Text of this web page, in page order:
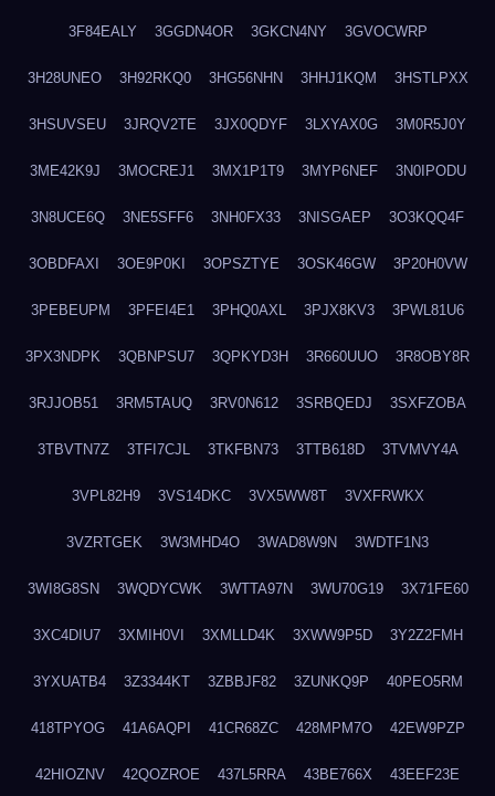
3F84EALY 3GGDN4OR 3GKCN4NY 3GVOCWRP
3H28UNEO 3H92RKQ0 3HG56NHN 3HHJ1KQM 3HSTLPXX
3HSUVSEU 3JRQV2TE 3JX0QDYF 3LXYAX0G 3M0R5J0Y
3ME42K9J 3MOCREJ1 3MX1P1T9 3MYP6NEF 3N0IPODU
3N8UCE6Q 3NE5SFF6 3NH0FX33 3NISGAEP 3O3KQQ4F
3OBDFAXI 3OE9P0KI 3OPSZTYE 3OSK46GW 3P20H0VW
3PEBEUPM 3PFEI4E1 3PHQ0AXL 3PJX8KV3 3PWL81U6
3PX3NDPK 3QBNPSU7 3QPKYD3H 3R660UUO 3R8OBY8R
3RJJOB51 3RM5TAUQ 3RV0N612 3SRBQEDJ 3SXFZOBA
3TBVTN7Z 3TFI7CJL 3TKFBN73 3TTB618D 3TVMVY4A
3VPL82H9 3VS14DKC 3VX5WW8T 3VXFRWKX
3VZRTGEK 3W3MHD4O 3WAD8W9N 3WDTF1N3
3WI8G8SN 3WQDYCWK 3WTTA97N 3WU70G19 3X71FE60
3XC4DIU7 3XMIH0VI 3XMLLD4K 3XWW9P5D 3Y2Z2FMH
3YXUATB4 3Z3344KT 3ZBBJF82 3ZUNKQ9P 40PEO5RM
418TPYOG 41A6AQPI 41CR68ZC 428MPM7O 42EW9PZP
42HIOZNV 42QOZROE 437L5RRA 43BE766X 43EEF23E